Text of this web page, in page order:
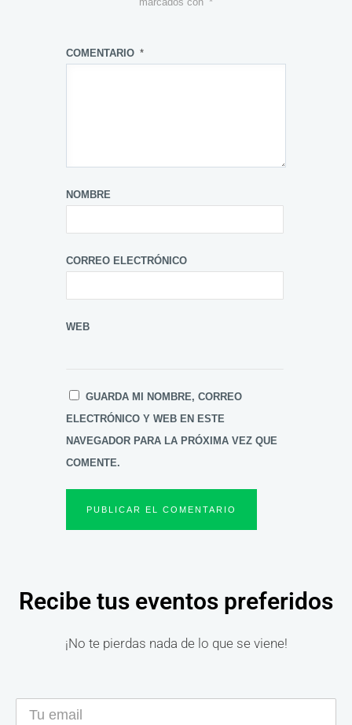
COMENTARIO *
NOMBRE
CORREO ELECTRÓNICO
WEB
GUARDA MI NOMBRE, CORREO
ELECTRÓNICO Y WEB EN ESTE
NAVEGADOR PARA LA PRÓXIMA VEZ QUE
COMENTE.
Recibe tus eventos preferidos
¡No te pierdas nada de lo que se viene!